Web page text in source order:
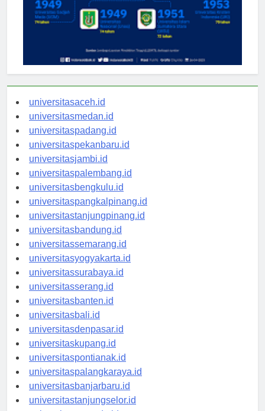
universitasaceh.id
universitasmedan.id
universitaspadang.id
universitaspekanbaru.id
universitasjambi.id
universitaspalembang.id
universitasbengkulu.id
universitaspangkalpinang.id
universitastanjungpinang.id
universitasbandung.id
universitassemarang.id
universitasyogyakarta.id
universitassurabaya.id
universitasserang.id
universitasbanten.id
universitasbali.id
universitasdenpasar.id
universitaskupang.id
universitaspontianak.id
universitaspalangkaraya.id
universitasbanjarbaru.id